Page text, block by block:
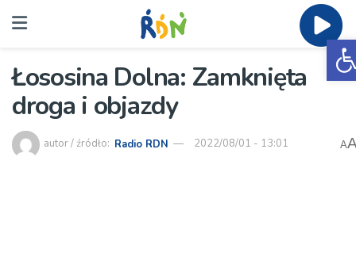
Łososina Dolna: Zamknięta
droga i objazdy
autor / źródło: Radio RDN 2022/08/01 - 13:01 A